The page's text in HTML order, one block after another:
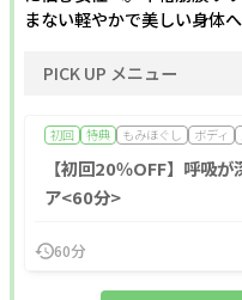
まない軽やかで美しい身体へ
PICK UP メニュー
初回 特典 もみほぐし ボディ
【初回20％OFF】呼吸
ア<60分>
60分